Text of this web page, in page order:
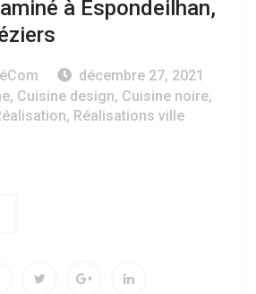
à Espondeilhan,
décembre 27, 2021
, Cuisine design, Cuisine noire,
, Réalisations ville